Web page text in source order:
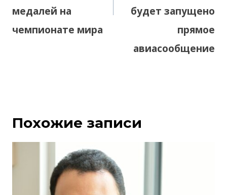
медалей на
чемпионате мира
будет запущено
прямое
авиасообщение
Похожие записи